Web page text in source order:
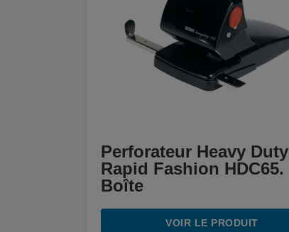
Perforateur Heavy Duty
Rapid Fashion HDC65.
Boîte
VOIR LE PRODUIT